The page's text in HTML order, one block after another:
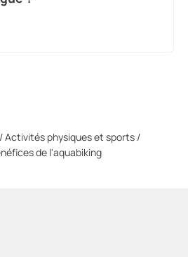
/Activités physiques et sports /
de l'aquabiking